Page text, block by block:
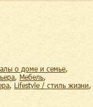
о доме и семье,
, мебель,
, lifestyle / стиль жизни,